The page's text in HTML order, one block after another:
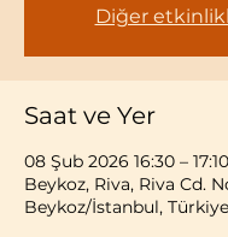
Diğer
Saat ve Yer
08 Şub 2026 16:30 – 17:10
Beykoz, Riva, Riva Cd.
Beykoz/İstanbul, Türkiye